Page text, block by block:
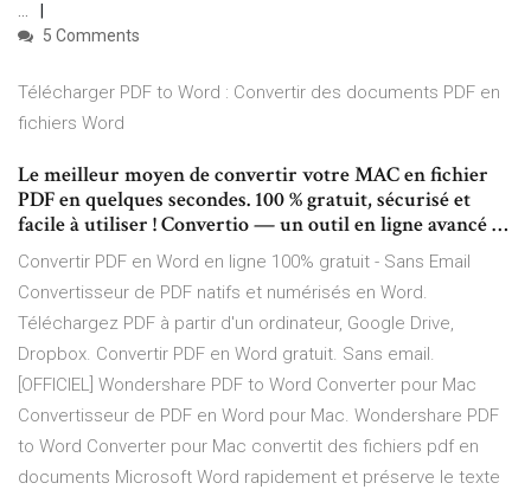
...
5 Comments
Télécharger PDF to Word : Convertir des documents PDF en
fichiers Word
Le meilleur moyen de convertir votre MAC en fichier
PDF en quelques secondes. 100 % gratuit, sécurisé et
facile à utiliser ! Convertio — un outil en ligne avancé …
Convertir PDF en Word en ligne 100% gratuit - Sans Email
Convertisseur de PDF natifs et numérisés en Word.
Téléchargez PDF à partir d'un ordinateur, Google Drive,
Dropbox. Convertir PDF en Word gratuit. Sans email.
[OFFICIEL] Wondershare PDF to Word Converter pour Mac
Convertisseur de PDF en Word pour Mac. Wondershare PDF
to Word Converter pour Mac convertit des fichiers pdf en
documents Microsoft Word rapidement et préserve le texte